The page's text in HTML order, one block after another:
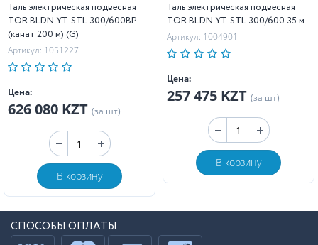
Таль электрическая подвесная
TOR BLDN-YT-STL 300/600BP
(канат 200 м) (G)
Артикул: 1051227
Цена:
626 080 KZT (за шт)
В корзину
Таль электрическая подвесная
TOR BLDN-YT-STL 300/600 35 м
Артикул: 1004901
Цена:
257 475 KZT (за шт)
В корзину
СПОСОБЫ ОПЛАТЫ